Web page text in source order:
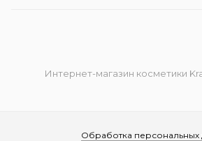
Интернет-магазин косметики
Обработка персональных